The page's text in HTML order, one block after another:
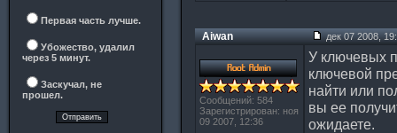
Первая часть лучше.
Убожество, удалил
через 5 минут.
Заскучал, не
прошел.
Aiwan дек 07 2008,
Сообщений: 584
Зарегистрирован: ноя
09 2007, 12:36
У ключевых
ключевой
найти или
вы ее
ожидаете.